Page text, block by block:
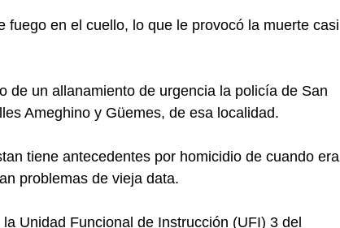
fuego en el cuello, lo que le provocó la muerte casi
de un allanamiento de urgencia la policía de San
Ameghino y Güemes, de esa localidad.
tiene antecedentes por homicidio de cuando era
problemas de vieja data.
Unidad Funcional de Instrucción (UFI) 3 del